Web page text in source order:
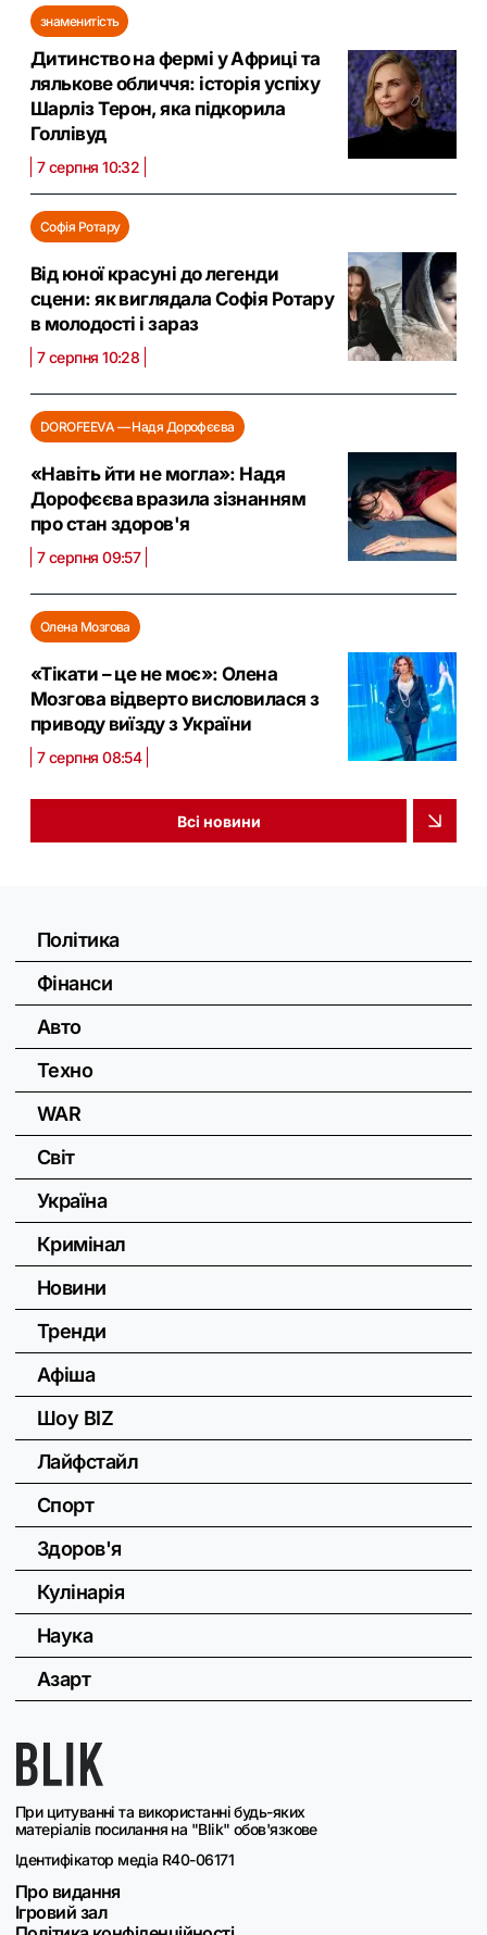
знаменитість
Дитинство на фермі у Африці та
лялькове обличчя: історія успіху
Шарліз Терон, яка підкорила
Голлівуд
7 серпня 10:32
Софія Ротару
Від юної красуні до легенди
сцени: як виглядала Софія Ротару
в молодості і зараз
7 серпня 10:28
DOROFEEVA — Надя Дорофєєва
«Навіть йти не могла»: Надя
Дорофєєва вразила зізнанням
про стан здоров'я
7 серпня 09:57
Олена Мозгова
«Тікати – це не моє»: Олена
Мозгова відверто висловилася з
приводу виїзду з України
7 серпня 08:54
Всі новини
При цитуванні та використанні будь-яких
матеріалів посилання на "Blik" обов'язкове
Ідентифікатор медіа R40-06171
Про видання
Ігровий зал
Політика
Фінанси
Авто
Техно
WAR
Світ
Україна
Кримінал
Новини
Тренди
Афіша
Шоу BIZ
Лайфстайл
Спорт
Здоров'я
Кулінарія
Наука
Азарт